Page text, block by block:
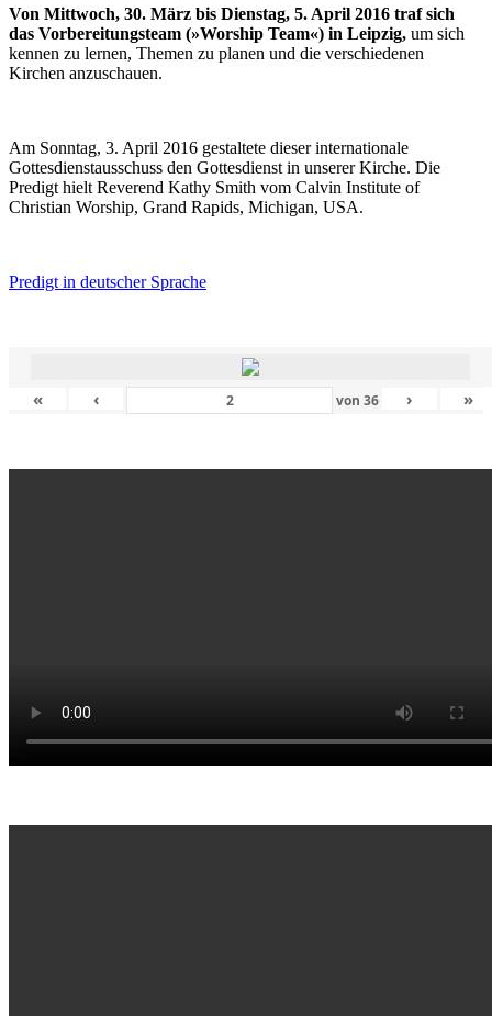
Von Mittwoch, 30. März bis Dienstag, 5. April 2016 traf sich
das Vorbereitungsteam (»Worship Team«) in Leipzig, um sich
kennen zu lernen, Themen zu planen und die verschiedenen
Kirchen anzuschauen.
Am Sonntag, 3. April 2016 gestaltete dieser internationale
Gottesdienstausschuss den Gottesdienst in unserer Kirche. Die
Predigt hielt Reverend Kathy Smith vom Calvin Institute of
Christian Worship, Grand Rapids, Michigan, USA.
Predigt in deutscher Sprache
« ‹ von36 › »